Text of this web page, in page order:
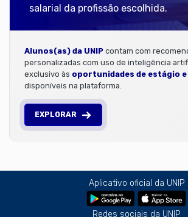
salarial da profissão escolhida.
Alunos(as) da UNIP contam com
personalizadas com uso de inteligência
exclusivo às oportunidades de estágio
disponíveis na plataforma.
EXPLORAR
Aplicativo oficial da UNIP
Redes sociais da UNIP